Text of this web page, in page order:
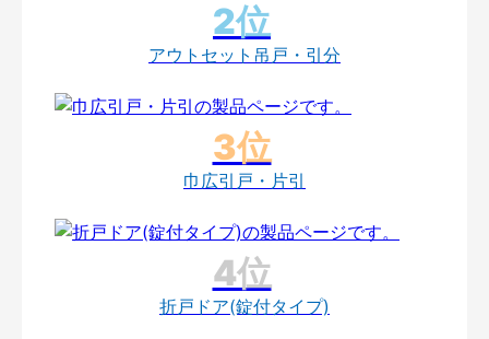
アウトセット吊戸・引分
巾広引戸・片引
折戸ドア(錠付タイプ)